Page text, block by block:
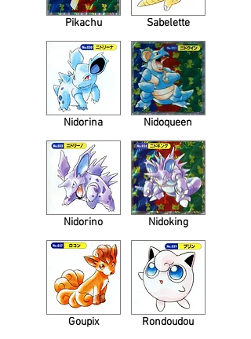
Pikachu
Nidorina
Nidorino
Goupix
Sabelette
Nidoqueen
Nidoking
Rondoudou